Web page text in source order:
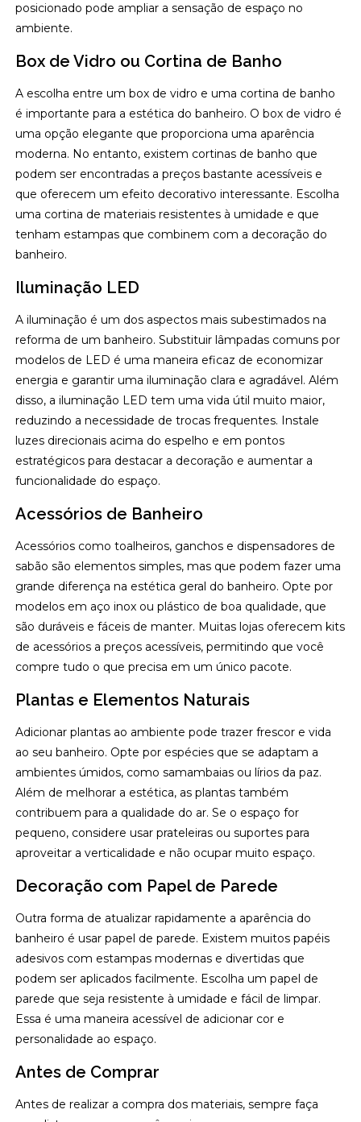
posicionado pode ampliar a sensação de espaço no
ambiente.
Box de Vidro ou Cortina de Banho
A escolha entre um box de vidro e uma cortina de banho
é importante para a estética do banheiro. O box de vidro é
uma opção elegante que proporciona uma aparência
moderna. No entanto, existem cortinas de banho que
podem ser encontradas a preços bastante acessíveis e
que oferecem um efeito decorativo interessante. Escolha
uma cortina de materiais resistentes à umidade e que
tenham estampas que combinem com a decoração do
banheiro.
Iluminação LED
A iluminação é um dos aspectos mais subestimados na
reforma de um banheiro. Substituir lâmpadas comuns por
modelos de LED é uma maneira eficaz de economizar
energia e garantir uma iluminação clara e agradável. Além
disso, a iluminação LED tem uma vida útil muito maior,
reduzindo a necessidade de trocas frequentes. Instale
luzes direcionais acima do espelho e em pontos
estratégicos para destacar a decoração e aumentar a
funcionalidade do espaço.
Acessórios de Banheiro
Acessórios como toalheiros, ganchos e dispensadores de
sabão são elementos simples, mas que podem fazer uma
grande diferença na estética geral do banheiro. Opte por
modelos em aço inox ou plástico de boa qualidade, que
são duráveis e fáceis de manter. Muitas lojas oferecem kits
de acessórios a preços acessíveis, permitindo que você
compre tudo o que precisa em um único pacote.
Plantas e Elementos Naturais
Adicionar plantas ao ambiente pode trazer frescor e vida
ao seu banheiro. Opte por espécies que se adaptam a
ambientes úmidos, como samambaias ou lírios da paz.
Além de melhorar a estética, as plantas também
contribuem para a qualidade do ar. Se o espaço for
pequeno, considere usar prateleiras ou suportes para
aproveitar a verticalidade e não ocupar muito espaço.
Decoração com Papel de Parede
Outra forma de atualizar rapidamente a aparência do
banheiro é usar papel de parede. Existem muitos papéis
adesivos com estampas modernas e divertidas que
podem ser aplicados facilmente. Escolha um papel de
parede que seja resistente à umidade e fácil de limpar.
Essa é uma maneira acessível de adicionar cor e
personalidade ao espaço.
Antes de Comprar
Antes de realizar a compra dos materiais, sempre faça